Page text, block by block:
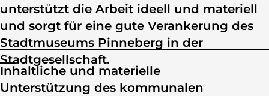
unterstützt die Arbeit ideell und materiell
und sorgt für eine gute Verankerung des
Stadtmuseums Pinneberg in der
Stadtgesellschaft.
Inhaltliche und materielle
Unterstützung des kommunalen